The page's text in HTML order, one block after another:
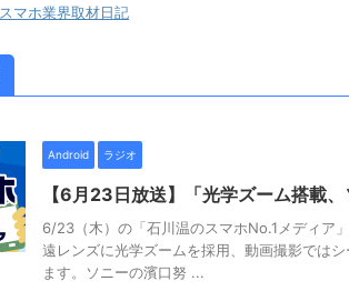
スマホ業界取材日記
Android ラジオ
【6月23日放送】「光学ズーム搭載
6/23（木）の「石川温のスマホNo.1メディア
遠レンズに光学ズームを採用、動画撮影では
ます。ソニーの濱口努 ...